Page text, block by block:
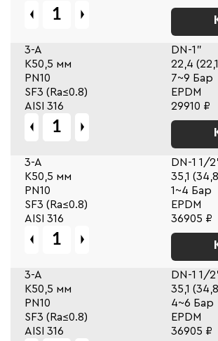
3-A
DN-1"
К50,5 мм
22,4
PN10
7~9 Бар
SF3 (Ra≤0.8)
EPDM
AISI 316
29910 ₽
3-A
DN-1 1/
К50,5 мм
35,1
PN10
1~4 Бар
SF3 (Ra≤0.8)
EPDM
AISI 316
36905 ₽
3-A
DN-1 1/
К50,5 мм
35,1
PN10
4~6 Бар
SF3 (Ra≤0.8)
EPDM
AISI 316
36905 ₽